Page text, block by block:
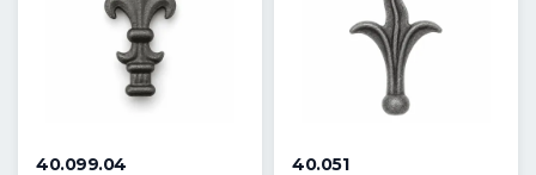
40.099.04 40.051